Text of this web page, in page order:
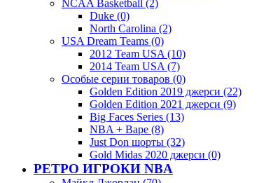
NCAA Basketball (2)
Duke (0)
North Carolina (2)
USA Dream Teams (0)
2012 Team USA (10)
2014 Team USA (7)
Особые серии товаров (0)
Golden Edition 2019 джерси (22)
Golden Edition 2021 джерси (9)
Big Faces Series (13)
NBA + Bape (8)
Just Don шорты (32)
Gold Midas 2020 джерси (0)
РЕТРО ИГРОКИ NBA